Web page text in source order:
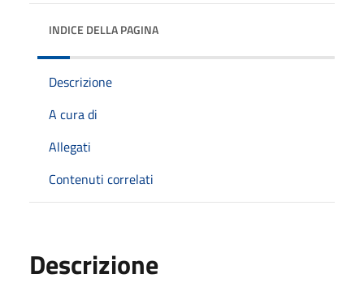
INDICE DELLA PAGINA
Descrizione
A cura di
Allegati
Contenuti correlati
Descrizione